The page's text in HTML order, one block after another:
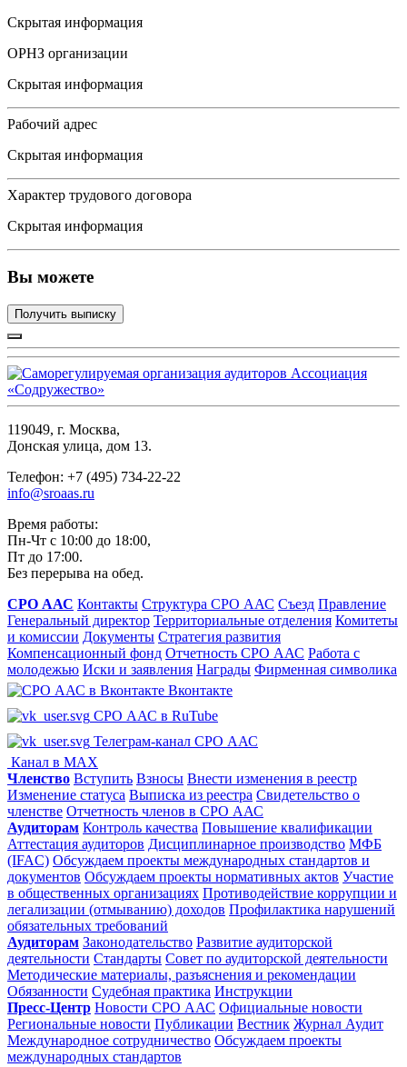
Скрытая информация
ОРНЗ организации
Скрытая информация
Рабочий адрес
Скрытая информация
Характер трудового договора
Скрытая информация
Вы можете
Получить выписку
119049, г. Москва,
Донская улица, дом 13.
Телефон: +7 (495) 734-22-22
info@sroaas.ru
Время работы:
Пн-Чт с 10:00 до 18:00,
Пт до 17:00.
Без перерыва на обед.
СРО ААС Контакты Структура СРО ААС Съезд Правление
Генеральный директор Территориальные отделения Комитеты
и комиссии Документы Стратегия развития
Компенсационный фонд Отчетность СРО ААС Работа с
молодежью Иски и заявления Награды Фирменная символика
Вконтакте
СРО ААС в RuTube
Телеграм-канал СРО ААС
Канал в MAX
Членство Вступить Взносы Внести изменения в реестр
Изменение статуса Выписка из реестра Свидетельство о
членстве Отчетность членов в СРО ААС
Аудиторам Контроль качества Повышение квалификации
Аттестация аудиторов Дисциплинарное производство МФБ
(IFAC) Обсуждаем проекты международных стандартов и
документов Обсуждаем проекты нормативных актов Участие
в общественных организациях Противодействие коррупции и
легализации (отмыванию) доходов Профилактика нарушений
обязательных требований
Аудиторам Законодательство Развитие аудиторской
деятельности Стандарты Совет по аудиторской деятельности
Методические материалы, разъяснения и рекомендации
Обязанности Судебная практика Инструкции
Пресс-Центр Новости СРО ААС Официальные новости
Региональные новости Публикации Вестник Журнал Аудит
Международное сотрудничество Обсуждаем проекты
международных стандартов